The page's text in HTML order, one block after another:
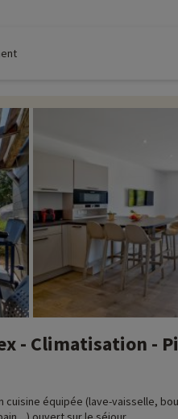
- Climatisation -
cuisine équipée (lave-vaisselle,